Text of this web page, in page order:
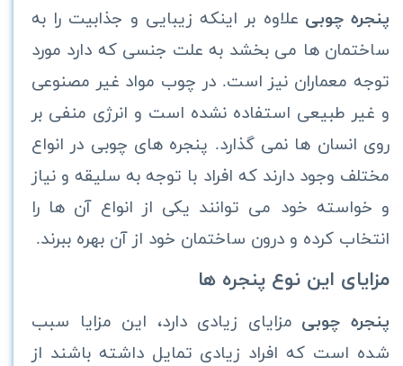
پنجره چوبی علاوه بر اینکه زیبایی و جذابیت را به
ساختمان ها می بخشد به علت جنسی که دارد مورد
توجه معماران نیز است. در چوب مواد غیر مصنوعی
و غیر طبیعی استفاده نشده است و انرژی منفی بر
روی انسان ها نمی گذارد. پنجره های چوبی در انواع
مختلف وجود دارند که افراد با توجه به سلیقه و نیاز
و خواسته خود می توانند یکی از انواع آن ها را
انتخاب کرده و درون ساختمان خود از آن بهره ببرند.
مزایای این نوع پنجره ها
پنجره چوبی مزایای زیادی دارد، این مزایا سبب
شده است که افراد زیادی تمایل داشته باشند از